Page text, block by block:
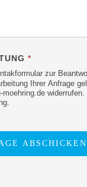
*
zur
Ihrer Anfrage
ABSCHICKEN